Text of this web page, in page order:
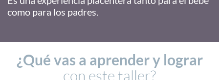
como para los padres.
¿Qué vas a aprender y lograr
con este taller?